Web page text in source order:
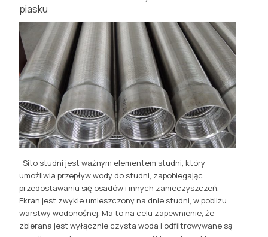
piasku
Sito studni jest ważnym elementem studni, który
umożliwia przepływ wody do studni, zapobiegając
przedostawaniu się osadów i innych zanieczyszczeń.
Ekran jest zwykle umieszczony na dnie studni, w pobliżu
warstwy wodonośnej. Ma to na celu zapewnienie, że
zbierana jest wyłącznie czysta woda i odfiltrowywane są